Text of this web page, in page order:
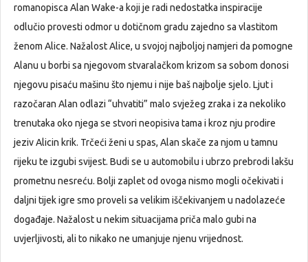
romanopisca Alan Wake-a koji je radi nedostatka inspiracije
odlučio provesti odmor u dotičnom gradu zajedno sa vlastitom
ženom Alice. Nažalost Alice, u svojoj najboljoj namjeri da pomogne
Alanu u borbi sa njegovom stvaralačkom krizom sa sobom donosi
njegovu pisaću mašinu što njemu i nije baš najbolje sjelo. Ljut i
razočaran Alan odlazi “uhvatiti” malo svježeg zraka i za nekoliko
trenutaka oko njega se stvori neopisiva tama i kroz nju prodire
jeziv Alicin krik. Trčeći ženi u spas, Alan skače za njom u tamnu
rijeku te izgubi svijest. Budi se u automobilu i ubrzo prebrodi lakšu
prometnu nesreću. Bolji zaplet od ovoga nismo mogli očekivati i
daljni tijek igre smo proveli sa velikim iščekivanjem u nadolazeće
događaje. Nažalost u nekim situacijama priča malo gubi na
uvjerljivosti, ali to nikako ne umanjuje njenu vrijednost.